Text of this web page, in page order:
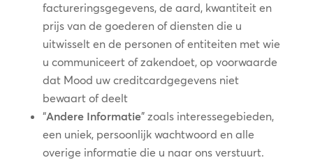
factureringsgegevens, de aard, kwantiteit en
prijs van de goederen of diensten die u
uitwisselt en de personen of entiteiten met wie
u communiceert of zakendoet, op voorwaarde
dat Mood uw creditcardgegevens niet
bewaart of deelt
“Andere Informatie” zoals interessegebieden,
een uniek, persoonlijk wachtwoord en alle
overige informatie die u naar ons verstuurt.